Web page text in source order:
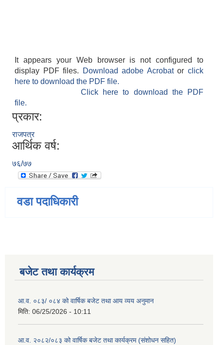
It appears your Web browser is not configured to
display PDF files.
Download adobe Acrobatorclick
here to download the PDF file.
Click here to download the PDF
file.
प्रकार:
राजपत्र
आर्थिक वर्ष:
७६/७७
वडा पदाधिकारी
बजेट तथा कार्यक्रम
आ.व. ०८३/ ०८४ को वार्षिक बजेट तथा आय व्यय अनुमान
मिति: 06/25/2026 - 10:11
आ.व. २०८२/०८३ को वार्षिक बजेट तथा कार्यक्रम (संशोधन सहित)